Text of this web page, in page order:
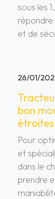
sous les
et de
26/01/
bon
Pour
et
dans le
prendre